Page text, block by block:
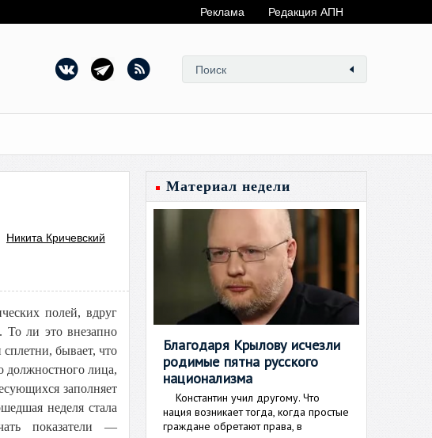
Реклама Редакция АПН
Никита Кричевский
полей, вдруг
То ли это внезапно
бывает, что
должностного лица,
заполняет
неделя стала
показатели —
Материал недели
Благодаря Крылову исчезли
родимые пятна русского
национализма
Константин учил другому. Что
нация возникает тогда, когда простые
граждане обретают права, в